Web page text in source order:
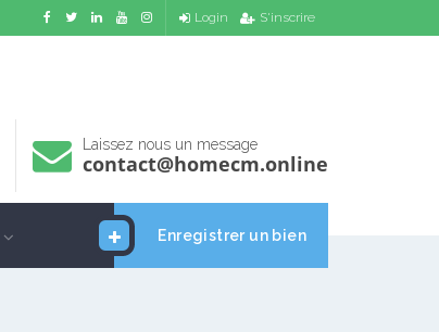
Login S'inscrire
Laissez nous un message
contact@homecm.online
Enregistrer un bien